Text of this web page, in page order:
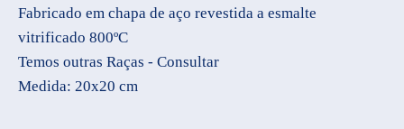
Fabricado em chapa de aço revestida a esmalte
vitrificado 800ºC
Temos outras Raças - Consultar
Medida: 20x20 cm